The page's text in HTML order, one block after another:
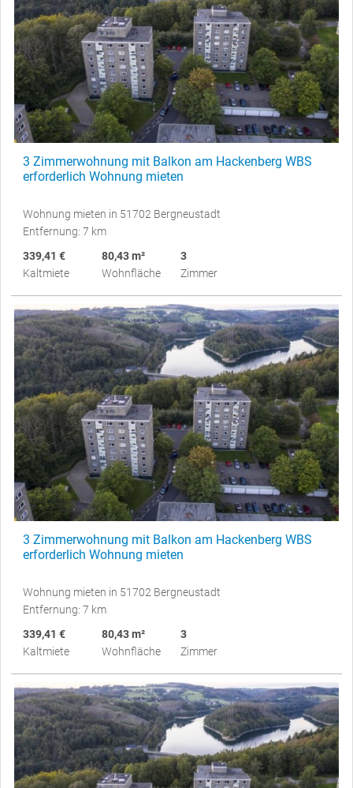
3 Zimmerwohnung mit Balkon am Hackenberg WBS
erforderlich Wohnung mieten
Wohnung mieten in 51702 Bergneustadt
Entfernung: 7 km
339,41 €
Kaltmiete
80,43 m²
Wohnfläche
3
Zimmer
3 Zimmerwohnung mit Balkon am Hackenberg WBS
erforderlich Wohnung mieten
Wohnung mieten in 51702 Bergneustadt
Entfernung: 7 km
339,41 €
Kaltmiete
80,43 m²
Wohnfläche
3
Zimmer